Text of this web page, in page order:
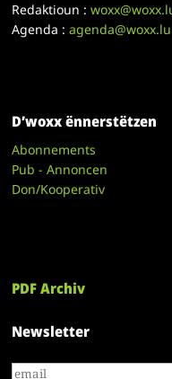
Redaktioun :
Agenda :agenda@woxx.lu
D’woxx ënnerstëtzen
Abonnements
Pub - Annoncen
Don/Kooperativ
PDF Archiv
Newsletter